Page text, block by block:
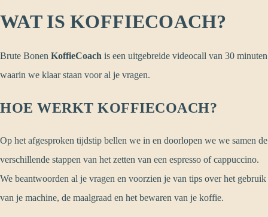
WAT IS KOFFIECOACH?
Brute Bonen KoffieCoach is een uitgebreide videocall van 30 minuten
waarin we klaar staan voor al je vragen.
HOE WERKT KOFFIECOACH?
Op het afgesproken tijdstip bellen we in en doorlopen we we samen de
verschillende stappen van het zetten van een espresso of cappuccino.
We beantwoorden al je vragen en voorzien je van tips over het gebruik
van je machine, de maalgraad en het bewaren van je koffie.